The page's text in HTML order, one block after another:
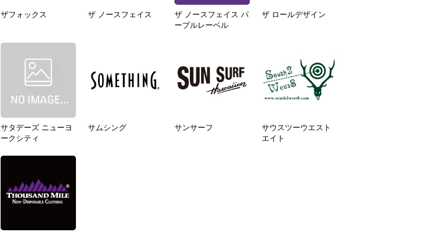
ザフォックス ザ ノースフェイス
ザ ノースフェイス パ
ープルレーベル
ザ ロールデザイン
サタデーズ ニューヨ
ークシティ
サムシング サンサーフ
サウスツーウエスト
エイト